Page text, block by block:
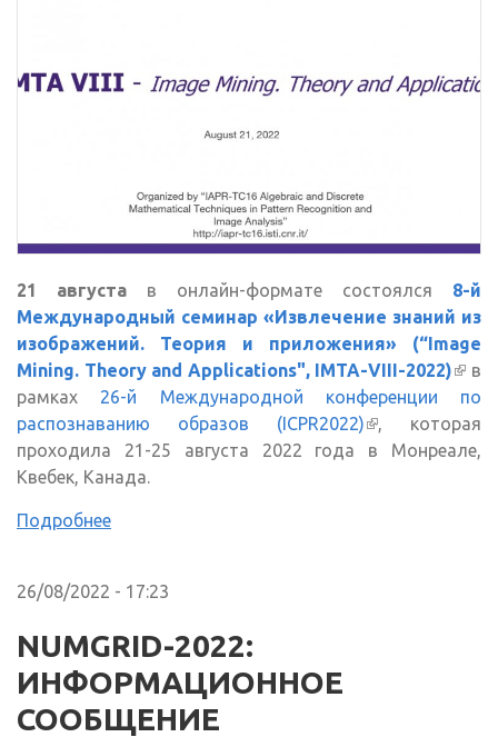
21 августа в онлайн-формате состоялся 8-й
Международный семинар «Извлечение знаний из
изображений. Теория и приложения» (“Image
Mining. Theory and Applications", IMTA-VIII-2022)
в
рамках 26-й Международной конференции по
распознаванию образов (ICPR2022)(внешняя
ссылка)
, которая
проходила 21-25 августа 2022 года в Монреале,
Квебек, Канада.
Подробнее
26/08/2022 - 17:23
NUMGRID-2022:
ИНФОРМАЦИОННОЕ
СООБЩЕНИЕ